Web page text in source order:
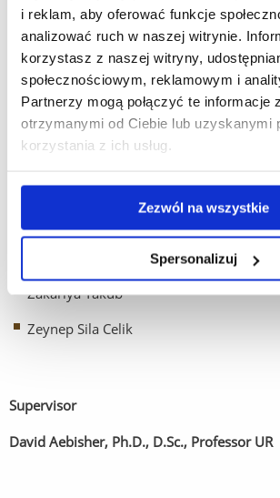
i reklam, aby oferować funkcje
analizować ruch w naszej witrynie.
korzystasz z naszej witryny,
społecznościowym, reklamowym i
Partnerzy mogą połączyć te informacje
otrzymanymi od Ciebie lub uzyskanymi
korzystania z ich usług.
Zezwól na wszystkie
Spersonalizuj
Moritz Knitter
Novikova Maria
Piotr Pitrus
Raphael Sawade
Ravn Pater
Sana Said
Zakariya Yakub
Zeynep Sila Celik
Supervisor
David Aebisher, Ph.D., D.Sc., Professor UR